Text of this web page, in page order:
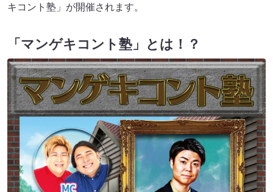
キコント塾」が開催されます。
「マンゲキコント塾」とは！？